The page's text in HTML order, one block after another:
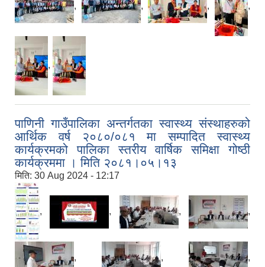
, , , ,
,
पाणिनी गाउँपालिका अन्तर्गतका स्वास्थ्य संस्थाहरुको
आर्थिक वर्ष २०८०/०८१ मा सम्पादित स्वास्थ्य
कार्यक्रमको पालिका स्तरीय वार्षिक समिक्षा गोष्ठी
कार्यक्रममा । मिति २०८१।०५।१३
मिति: 30 Aug 2024 - 12:17
, , , ,
, , ,